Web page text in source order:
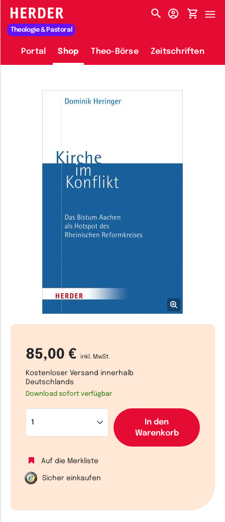
HERDER-MENÜ
Theologie & Pastoral
Portal Shop Theo-Börse Zeitschriften
85,00 € inkl. MwSt.
Kostenloser Versand innerhalb
Deutschlands
Download sofort verfügbar
In den
Warenkorb
Auf die Merkliste
Sicher einkaufen